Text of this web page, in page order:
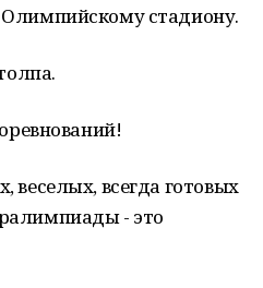
стадиону.
веселых, всегда готовых
- это